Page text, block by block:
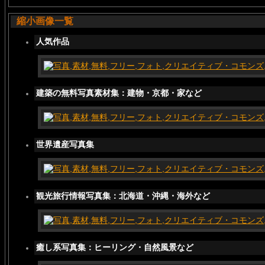
縮小画像一覧
人気作品
建築の無料写真素材集：建物・京都・家など
世界遺産写真集
観光旅行情報写真集：北海道・沖縄・海外など
癒し系写真集：ヒーリング・自然風景など